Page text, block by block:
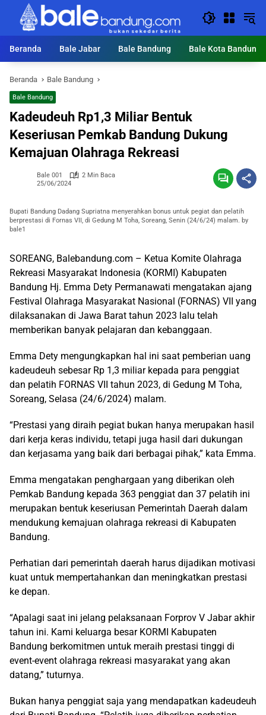
Langsung
konten
Beranda
Bale Jabar Bale Bandung Bale Kota Bandung
Beranda Bale Bandung
Bale Bandung
Kadeudeuh Rp1,3 Miliar Bentuk
Keseriusan Pemkab Bandung Dukung
Kemajuan Olahraga Rekreasi
Bale 001
2 Min Baca
25/06/2024
Bupati Bandung Dadang Supriatna menyerahkan bonus untuk pegiat dan pelatih
berprestasi di Fornas VII, di Gedung M Toha, Soreang, Senin (24/6/24) malam. by
bale1
SOREANG, Balebandung.com – Ketua Komite Olahraga
Rekreasi Masyarakat Indonesia (KORMI) Kabupaten
Bandung Hj. Emma Dety Permanawati mengatakan ajang
Festival Olahraga Masyarakat Nasional (FORNAS) VII yang
dilaksanakan di Jawa Barat tahun 2023 lalu telah
memberikan banyak pelajaran dan kebanggaan.
Emma Dety mengungkapkan hal ini saat pemberian uang
kadeudeuh sebesar Rp 1,3 miliar kepada para penggiat
dan pelatih FORNAS VII tahun 2023, di Gedung M Toha,
Soreang, Selasa (24/6/2024) malam.
“Prestasi yang diraih pegiat bukan hanya merupakan hasil
dari kerja keras individu, tetapi juga hasil dari dukungan
dan kerjasama yang baik dari berbagai pihak,” kata Emma.
Emma mengatakan penghargaan yang diberikan oleh
Pemkab Bandung kepada 363 penggiat dan 37 pelatih ini
merupakan bentuk keseriusan Pemerintah Daerah dalam
mendukung kemajuan olahraga rekreasi di Kabupaten
Bandung.
Perhatian dari pemerintah daerah harus dijadikan motivasi
kuat untuk mempertahankan dan meningkatkan prestasi
ke depan.
“Apalagi saat ini jelang pelaksanaan Forprov V Jabar akhir
tahun ini. Kami keluarga besar KORMI Kabupaten
Bandung berkomitmen untuk meraih prestasi tinggi di
event-event olahraga rekreasi masyarakat yang akan
datang,” tuturnya.
Bukan hanya penggiat saja yang mendapatkan kadeudeuh